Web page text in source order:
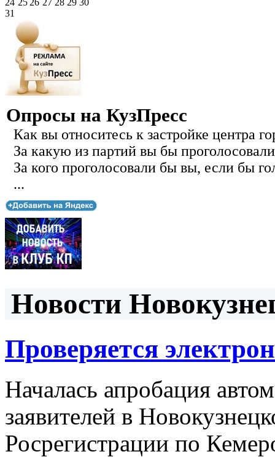
24 25 26 27 28 29 30
31
Опросы на КузПресс
Как вы относитесь к застройке центра
За какую из партий вы бы
За кого проголосовали бы вы, если бы
...
Новости
Проверяется
Началась апробация
заявителей в
Росрегистрации по